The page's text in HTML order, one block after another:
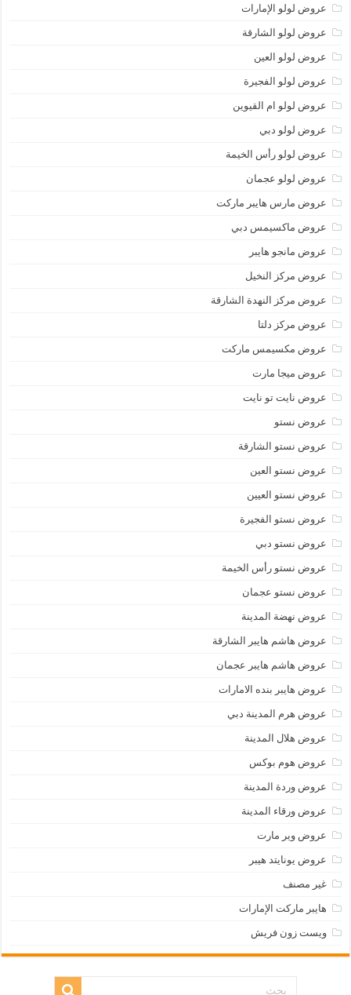
عروض لولو الإمارات
عروض لولو الشارقة
عروض لولو العين
عروض لولو الفجيرة
عروض لولو ام القيوين
عروض لولو دبي
عروض لولو رأس الخيمة
عروض لولو عجمان
عروض مارس هايبر ماركت
عروض ماكسيمس دبي
عروض مانجو هايبر
عروض مركز النخيل
عروض مركز النهدة الشارقة
عروض مركز دلتا
عروض مكسيمس ماركت
عروض ميجا مارت
عروض نايت تو نايت
عروض نستو
عروض نستو الشارقة
عروض نستو العين
عروض نستو العيين
عروض نستو الفجيرة
عروض نستو دبي
عروض نستو رأس الخيمة
عروض نستو عجمان
عروض نهضة المدينة
عروض هاشم هايبر الشارقة
عروض هاشم هايبر عجمان
عروض هايبر بنده الامارات
عروض هرم المدينة دبي
عروض هلال المدينة
عروض هوم بوكس
عروض وردة المدينة
عروض ورقاء المدينة
عروض وير مارت
عروض يونايتد هيبر
غير مصنف
هايبر ماركت الإمارات
ويست زون فريش